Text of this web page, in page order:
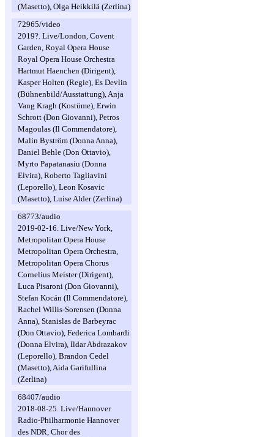
(Masetto), Olga Heikkilä (Zerlina)
72965/video
2019?. Live/London, Covent
Garden, Royal Opera House
Royal Opera House Orchestra
Hartmut Haenchen (Dirigent),
Kasper Holten (Regie), Es Devlin
(Bühnenbild/Ausstattung), Anja
Vang Kragh (Kostüme), Erwin
Schrott (Don Giovanni), Petros
Magoulas (Il Commendatore),
Malin Byström (Donna Anna),
Daniel Behle (Don Ottavio),
Myrto Papatanasiu (Donna
Elvira), Roberto Tagliavini
(Leporello), Leon Kosavic
(Masetto), Luise Alder (Zerlina)
68773/audio
2019-02-16. Live/New York,
Metropolitan Opera House
Metropolitan Opera Orchestra,
Metropolitan Opera Chorus
Cornelius Meister (Dirigent),
Luca Pisaroni (Don Giovanni),
Stefan Kocán (Il Commendatore),
Rachel Willis-Sorensen (Donna
Anna), Stanislas de Barbeyrac
(Don Ottavio), Federica Lombardi
(Donna Elvira), Ildar Abdrazakov
(Leporello), Brandon Cedel
(Masetto), Aida Garifullina
(Zerlina)
68407/audio
2018-08-25. Live/Hannover
Radio-Philharmonie Hannover
des NDR, Chor des